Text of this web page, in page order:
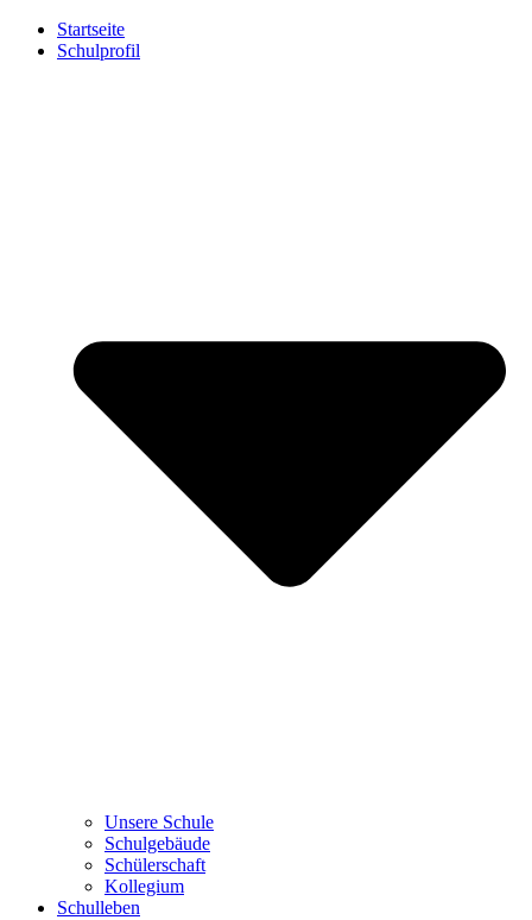
Startseite
Schulprofil
Unsere Schule
Schulgebäude
Schülerschaft
Kollegium
Schulleben